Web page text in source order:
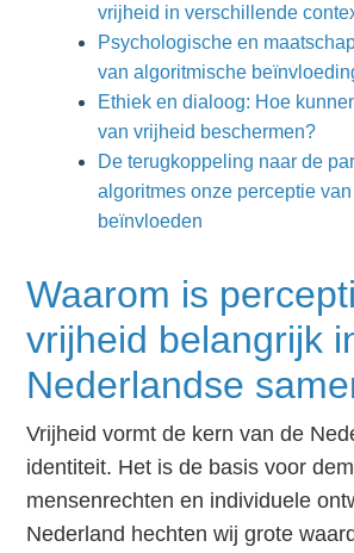
vrijheid in verschillende
Psychologische en
van algoritmische
Ethiek en dialoog: Hoe
van vrijheid beschermen?
De terugkoppeling naar de
algoritmes onze perceptie
beïnvloeden
Waarom is
vrijheid belangrijk
Nederlandse
Vrijheid vormt de kern van de
identiteit. Het is de basis voor
mensenrechten en individuele
Nederland hechten wij grote